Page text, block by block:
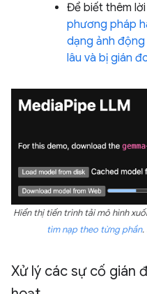
Để biết thêm
phương pháp
dạng ảnh động
lâu và bị gián
Hiển thị tiến trình tải mô hình
tìm nạp theo từng phần.
Xử lý các sự cố gián